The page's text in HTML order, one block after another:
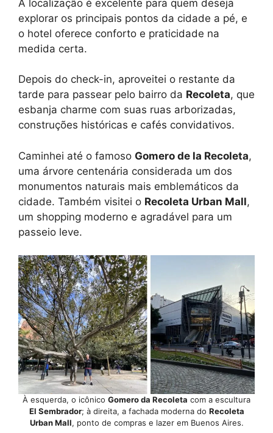
A localização é excelente para quem deseja
explorar os principais pontos da cidade a pé, e
o hotel oferece conforto e praticidade na
medida certa.
Depois do check-in, aproveitei o restante da
tarde para passear pelo bairro da Recoleta, que
esbanja charme com suas ruas arborizadas,
construções históricas e cafés convidativos.
Caminhei até o famoso Gomero de la Recoleta,
uma árvore centenária considerada um dos
monumentos naturais mais emblemáticos da
cidade. Também visitei o Recoleta Urban Mall,
um shopping moderno e agradável para um
passeio leve.
À esquerda, o icônico Gomero da Recoleta com a escultura
El Sembrador; à direita, a fachada moderna do Recoleta
Urban Mall, ponto de compras e lazer em Buenos Aires.